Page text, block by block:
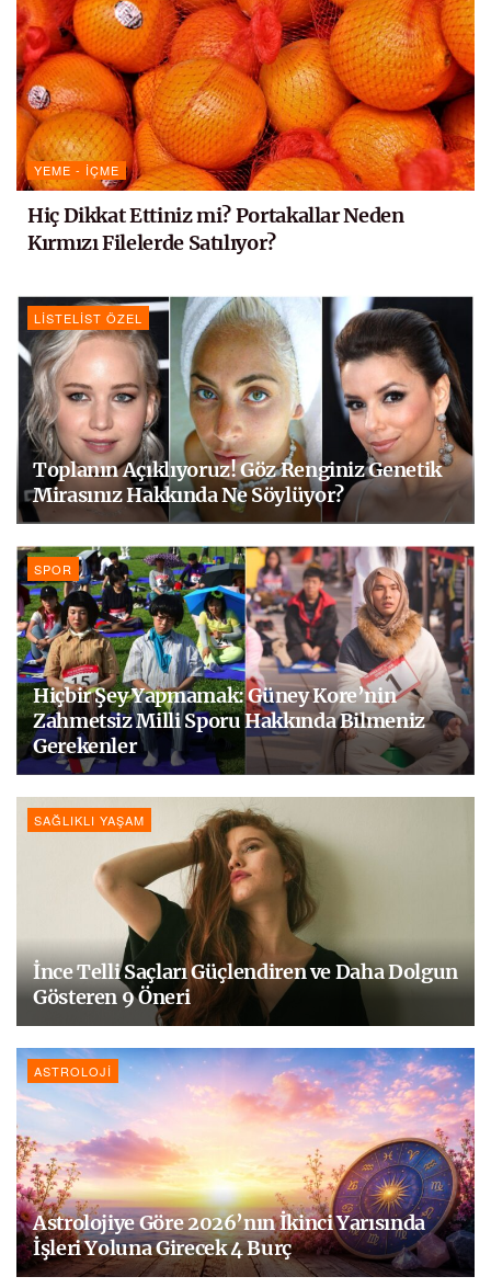
YEME - İÇME
Hiç Dikkat Ettiniz mi? Portakallar Neden
Kırmızı Filelerde Satılıyor?
LISTELIST ÖZEL
Toplanın Açıklıyoruz! Göz Renginiz Genetik
Mirasınız Hakkında Ne Söylüyor?
SPOR
Hiçbir Şey Yapmamak: Güney Kore’nin
Zahmetsiz Milli Sporu Hakkında Bilmeniz
Gerekenler
SAĞLIKLI YAŞAM
İnce Telli Saçları Güçlendiren ve Daha Dolgun
Gösteren 9 Öneri
ASTROLOJI
Astrolojiye Göre 2026’nın İkinci Yarısında
İşleri Yoluna Girecek 4 Burç